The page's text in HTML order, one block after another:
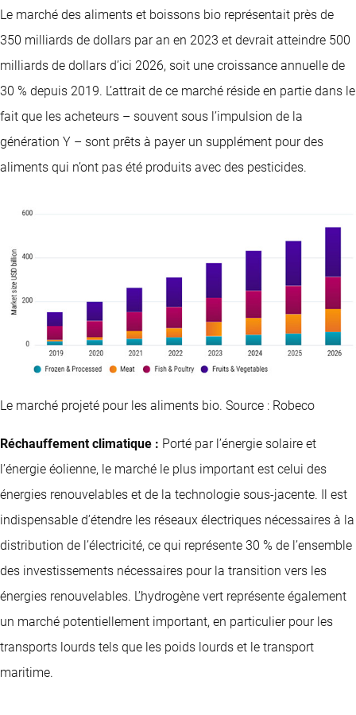
Le marché des aliments et boissons bio représentait près de
350 milliards de dollars par an en 2023 et devrait atteindre 500
milliards de dollars d’ici 2026, soit une croissance annuelle de
30 % depuis 2019. L’attrait de ce marché réside en partie dans le
fait que les acheteurs – souvent sous l’impulsion de la
génération Y – sont prêts à payer un supplément pour des
aliments qui n’ont pas été produits avec des pesticides.
Le marché projeté pour les aliments bio. Source : Robeco
Réchauffement climatique : Porté par l’énergie solaire et
l’énergie éolienne, le marché le plus important est celui des
énergies renouvelables et de la technologie sous-jacente. Il est
indispensable d’étendre les réseaux électriques nécessaires à la
distribution de l’électricité, ce qui représente 30 % de l’ensemble
des investissements nécessaires pour la transition vers les
énergies renouvelables. L’hydrogène vert représente également
un marché potentiellement important, en particulier pour les
transports lourds tels que les poids lourds et le transport
maritime.